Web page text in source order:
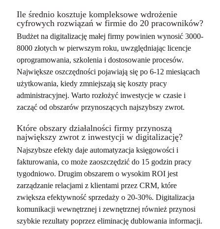
Ile średnio kosztuje kompleksowe wdrożenie
cyfrowych rozwiązań w firmie do 20 pracowników?
Budżet na digitalizację małej firmy powinien wynosić 3000-
8000 złotych w pierwszym roku, uwzględniając licencje
oprogramowania, szkolenia i dostosowanie procesów.
Największe oszczędności pojawiają się po 6-12 miesiącach
użytkowania, kiedy zmniejszają się koszty pracy
administracyjnej. Warto rozłożyć inwestycje w czasie i
zacząć od obszarów przynoszących najszybszy zwrot.
Które obszary działalności firmy przynoszą
największy zwrot z inwestycji w digitalizację?
Najszybsze efekty daje automatyzacja księgowości i
fakturowania, co może zaoszczędzić do 15 godzin pracy
tygodniowo. Drugim obszarem o wysokim ROI jest
zarządzanie relacjami z klientami przez CRM, które
zwiększa efektywność sprzedaży o 20-30%. Digitalizacja
komunikacji wewnętrznej i zewnętrznej również przynosi
szybkie rezultaty poprzez eliminację dublowania informacji.